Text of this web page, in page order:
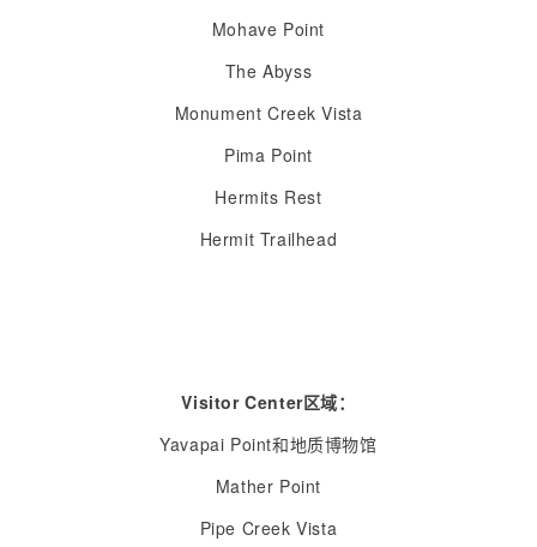
Mohave Point
The Abyss
Monument Creek Vista
Pima Point
Hermits Rest
Hermit Trailhead
Visitor Center区域：
Yavapai Point和地质博物馆
Mather Point
Pipe Creek Vista